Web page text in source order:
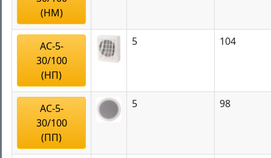
(НМ)
АС-5-
30/100
(НП)
5 104
АС-5-
30/100
(ПП)
5 98